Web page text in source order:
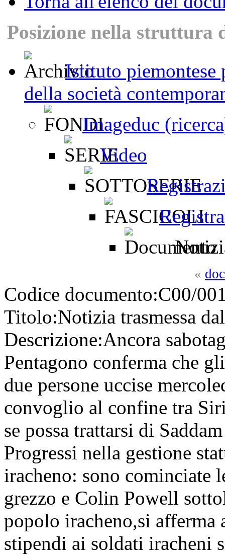
Posizione nella struttura
Istituto piemontese
della società
Imageduc
Video
«
Codice documento:C00/
Titolo:Notizia trasmessa
Descrizione:Ancora
Pentagono conferma che
due persone uccise
convoglio al confine tra
se possa trattarsi di
Progressi nella gestione
iracheno: sono cominciate
grezzo e Colin Powell
popolo iracheno,si afferma
stipendi ai soldati iracheni